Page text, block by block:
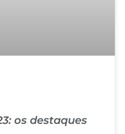
os destaques